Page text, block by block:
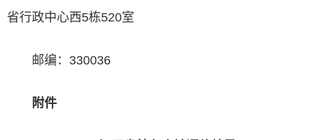
省行政中心西5栋520室
邮编：330036
附件